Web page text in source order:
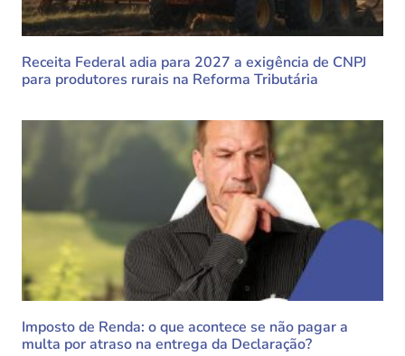
Receita Federal adia para 2027 a exigência de CNPJ
para produtores rurais na Reforma Tributária
Imposto de Renda: o que acontece se não pagar a
multa por atraso na entrega da Declaração?